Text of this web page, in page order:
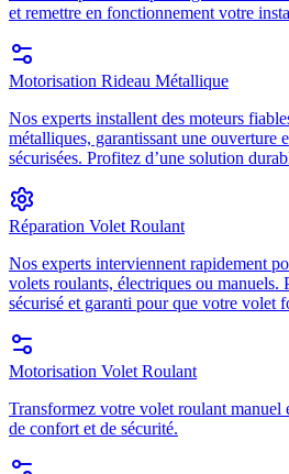
et remettre en fonctionnement votre
Motorisation Rideau Métallique
Nos experts installent des moteurs
métalliques, garantissant une ouverture
sécurisées. Profitez d’une solution
Réparation Volet Roulant
Nos experts interviennent rapidement
volets roulants, électriques ou manuels.
sécurisé et garanti pour que votre volet
Motorisation Volet Roulant
Transformez votre volet roulant manuel
de confort et de sécurité.